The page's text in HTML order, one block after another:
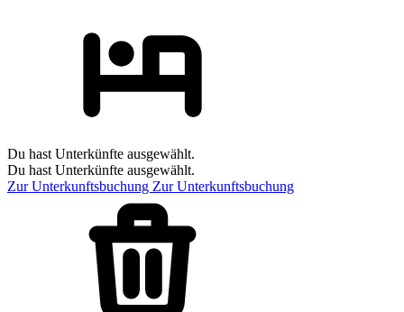
Du hast Unterkünfte ausgewählt.
Du hast Unterkünfte ausgewählt.
Zur Unterkunftsbuchung Zur Unterkunftsbuchung